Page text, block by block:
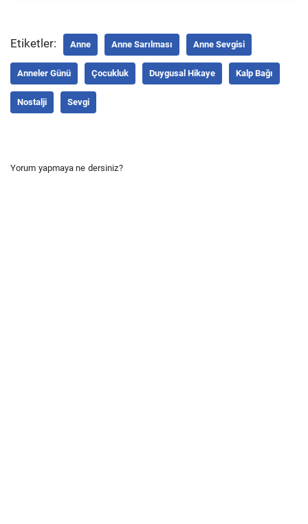
Etiketler: Anne Anne Sarılması Anne Sevgisi
Anneler Günü Çocukluk Duygusal Hikaye Kalp Bağı
Nostalji Sevgi
Yorum yapmaya ne dersiniz?